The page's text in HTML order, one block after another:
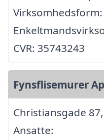
Virksomhedsform:
CVR: 35743243
Fynsflisemurer
Christiansgade
Ansatte: